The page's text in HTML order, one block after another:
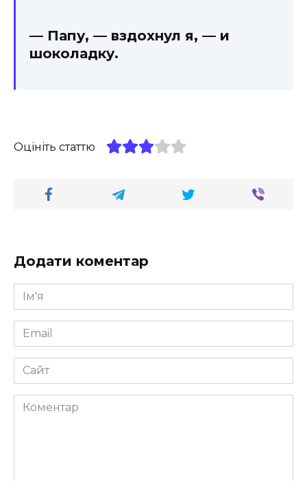
— Папу, — вздохнул я, — и
шоколадку.
Оцініть статтю
Додати коментар
Ім'я
*
Email
*
Сайт
Коментар